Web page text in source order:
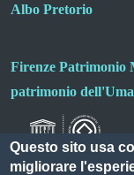
Albo Pretorio
Firenze Patrimonio
patrimonio
Questo sito usa
migliorare